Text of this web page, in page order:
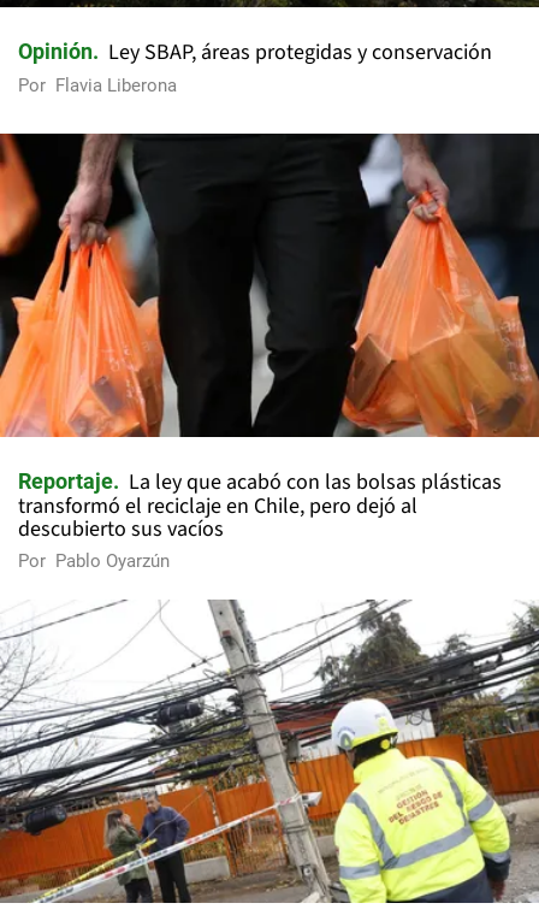
Opinión Ley SBAP, áreas protegidas y conservación
Por Flavia Liberona
Reportaje
La ley que acabó con las bolsas plásticas
transformó el reciclaje en Chile, pero dejó al
descubierto sus vacíos
Por Pablo Oyarzún